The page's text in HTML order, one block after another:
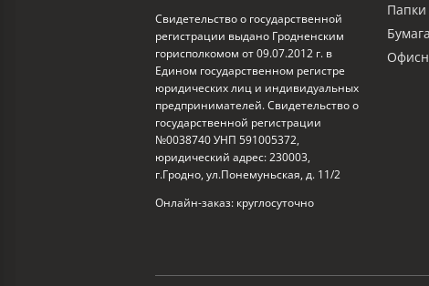
Свидетельство о государственной
регистрации выдано Гродненским
горисполкомом от 09.07.2012 г. в
Едином государственном регистре
юридических лиц и индивидуальных
предпринимателей. Свидетельство о
государственной регистрации
№0038740 УНП 591005372,
юридический адрес: 230003,
г.Гродно, ул.Понемуньская, д. 11/2
Онлайн-заказ: круглосуточно
Папки